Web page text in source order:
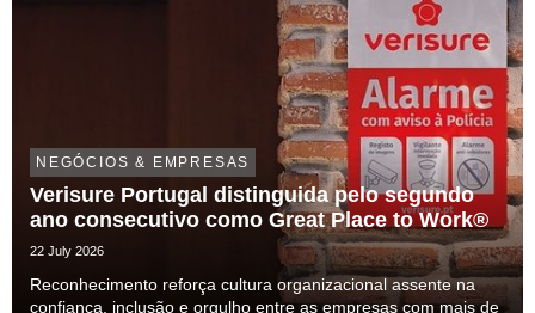
NEGÓCIOS & EMPRESAS
Verisure Portugal distinguida pelo segundo
ano consecutivo como Great Place to Work®
22 July 2026
Reconhecimento reforça cultura organizacional assente na
confiança, inclusão e orgulho entre as empresas com mais de